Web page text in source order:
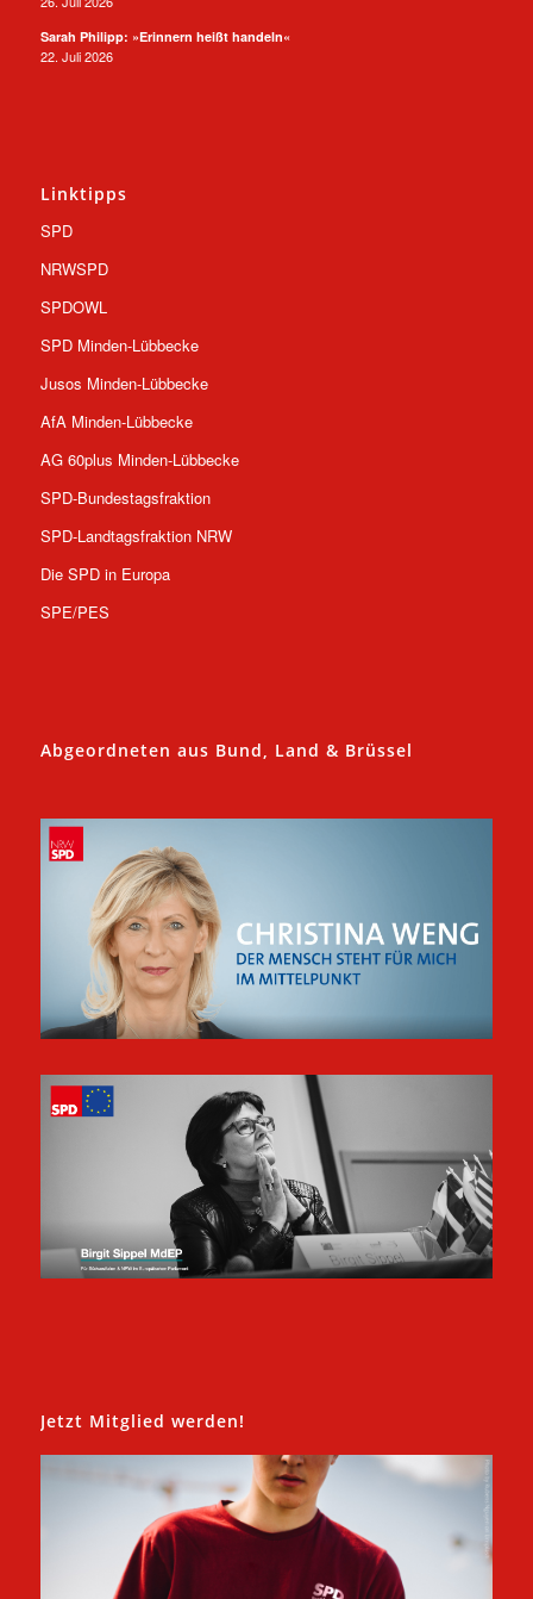
Sarah Philipp: »Erinnern heißt handeln«
22. Juli 2026
Linktipps
SPD
NRWSPD
SPDOWL
SPD Minden-Lübbecke
Jusos Minden-Lübbecke
AfA Minden-Lübbecke
AG 60plus Minden-Lübbecke
SPD-Bundestagsfraktion
SPD-Landtagsfraktion NRW
Die SPD in Europa
SPE/PES
Abgeordneten aus Bund, Land & Brüssel
Jetzt Mitglied werden!